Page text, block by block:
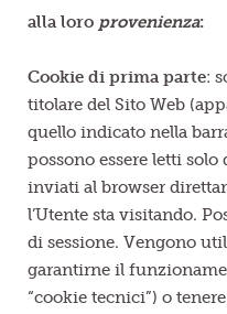
alla loro provenienza:
Cookie di prima parte:
titolare del Sito Web
quello indicato nella
possono essere letti
inviati al browser
l’Utente sta visitando.
di sessione. Vengono
garantirne il
“cookie tecnici”) o